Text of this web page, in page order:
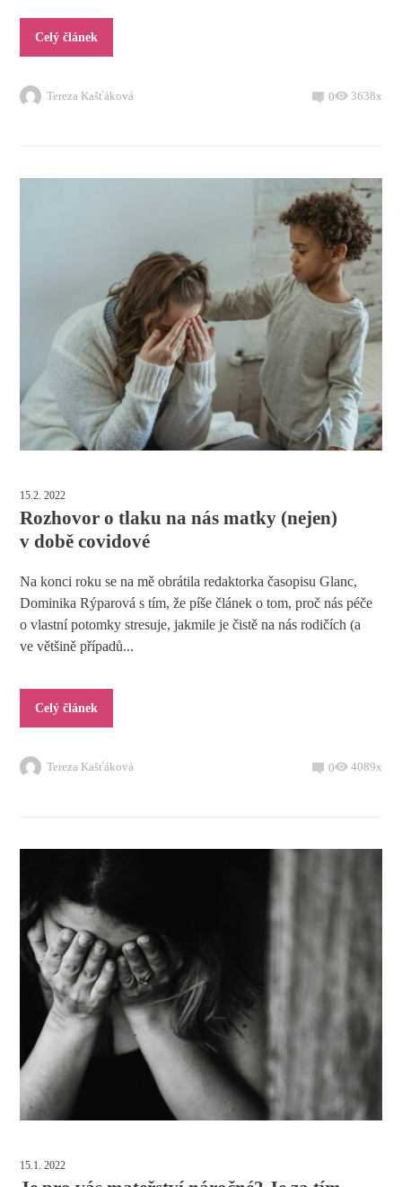
Celý článek
Tereza Kašťáková 0 3638x
15.2. 2022
Rozhovor o tlaku na nás matky (nejen)
v době covidové
Na konci roku se na mě obrátila redaktorka časopisu Glanc,
Dominika Rýparová s tím, že píše článek o tom, proč nás péče
o vlastní potomky stresuje, jakmile je čistě na nás rodičích (a
ve většině případů...
Celý článek
Tereza Kašťáková 0 4089x
15.1. 2022